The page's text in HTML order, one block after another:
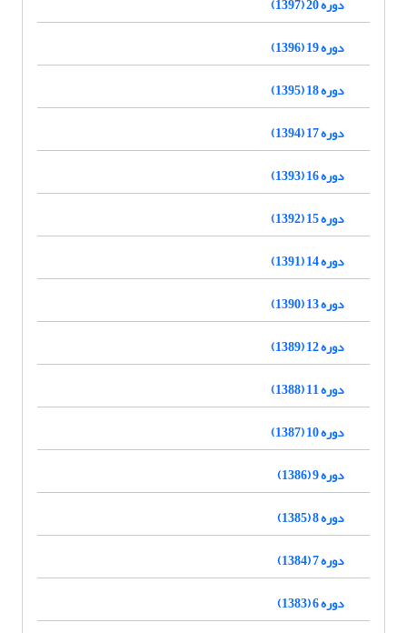
دوره 19 (1396)
دوره 18 (1395)
دوره 17 (1394)
دوره 16 (1393)
دوره 15 (1392)
دوره 14 (1391)
دوره 13 (1390)
دوره 12 (1389)
دوره 11 (1388)
دوره 10 (1387)
دوره 9 (1386)
دوره 8 (1385)
دوره 7 (1384)
دوره 6 (1383)